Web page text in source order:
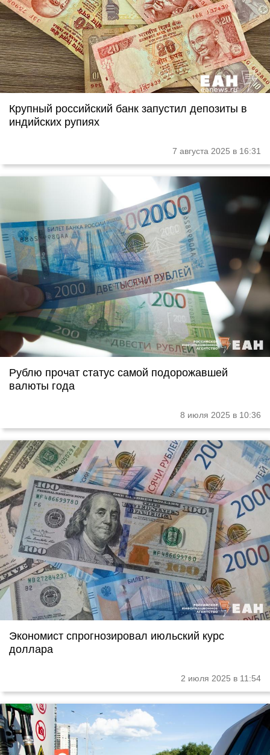
Крупный российский банк запустил депозиты в
индийских рупиях
7 августа 2025 в 16:31
Рублю прочат статус самой подорожавшей
валюты года
8 июля 2025 в 10:36
Экономист спрогнозировал июльский курс
доллара
2 июля 2025 в 11:54